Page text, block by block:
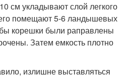
см укладывают слой легкого
помещают 5-6 ландышевых
корешки были раправлены
Затем емкость плотно
излишне выставляться